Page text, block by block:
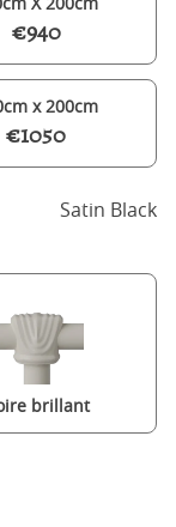
€940
x 200cm
€1050
Satin Black
brillant